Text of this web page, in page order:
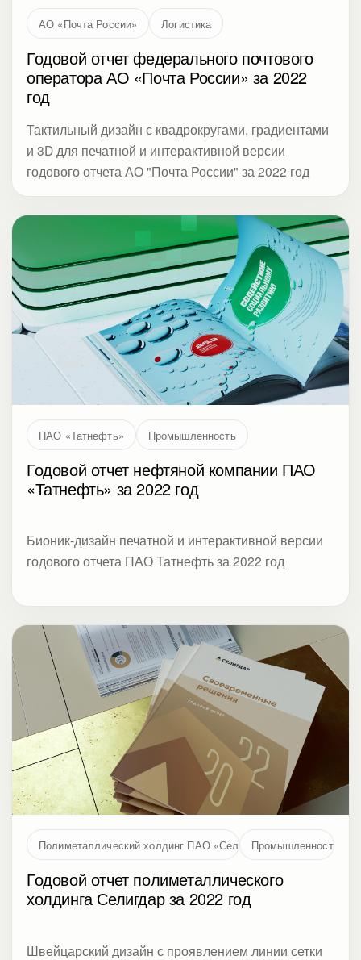
годового отчета АО "Почта России" за 2022 год
ПАО «Татнефть» Промышленность
Годовой отчет нефтяной компании ПАО
«Татнефть» за 2022 год
годового отчета ПАО Татнефть за 2022 год
Полиметаллический холдинг ПАО «Селигдар»Промышленность
Годовой отчет полиметаллического
холдинга Селигдар за 2022 год
для печатной и интерактивной версии годового
отчета ПАО Селигдар за 2022 год